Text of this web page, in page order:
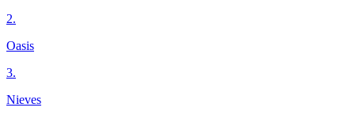
2.
Oasis
3.
Nieves